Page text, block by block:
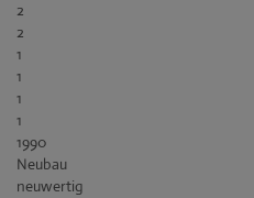
2
2
1
1
1
1
1990
Neubau
neuwertig